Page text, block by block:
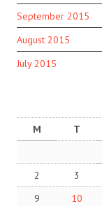
September 2015
August 2015
July 2015
M T
2
3
9
10